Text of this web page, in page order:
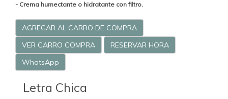
- Crema humectante o hidratante con filtro.
AGREGAR AL CARRO DE COMPRA
VER CARRO COMPRA
RESERVAR HORA
WhatsApp
Letra Chica